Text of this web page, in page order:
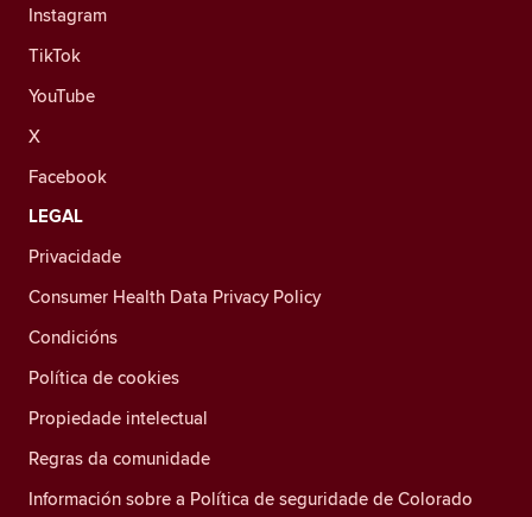
Instagram
TikTok
YouTube
X
Facebook
LEGAL
Privacidade
Consumer Health Data Privacy Policy
Condicións
Política de cookies
Propiedade intelectual
Regras da comunidade
Información sobre a Política de seguridade de Colorado